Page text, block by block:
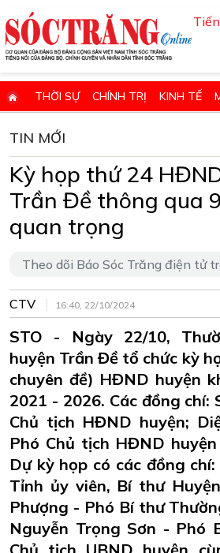
THỜI SỰ CHÍNH TRỊ KINH TẾ
GIÁO DỤC - KHOA HỌC &
QUỐC PHÒNG - AN NINH QUỐC TẾ
VĂN HÓA - THỂ THAO - DU LỊCH
ĐIỂM BÁO - TIN VẮN ĐỊA PHƯƠNG
HỌC TẬP VÀ LÀM THEO TƯ TƯỞNG,
ĐẶT BÁO GIẤY ONLINE
TIN MỚI
Kỳ họp thứ 24
Trần Đề thông qua
quan trọng
Theo dõi Báo Sóc Trăng điện tử
CTV 16:40, 22/10/2024
STO - Ngày 22/10,
huyện Trần Đề tổ chức kỳ
chuyên đề) HĐND huyện
2021 - 2026. Các đồng chí:
Chủ tịch HĐND huyện;
Phó Chủ tịch HĐND
Dự kỳ họp có các đồng
Tỉnh ủy viên, Bí thư
Phượng - Phó Bí thư
Nguyễn Trọng Sơn - Phó